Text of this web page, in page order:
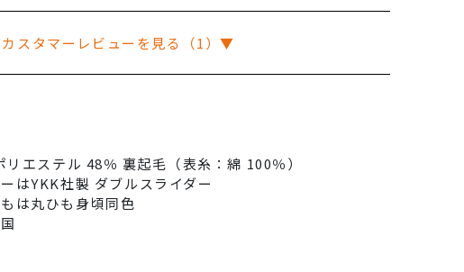
カスタマーレビューを見る（1）▼
リエステル 48％ 裏起毛（表糸：綿 100％）
はYKK社製 ダブルスライダー
は丸ひも身頃同色